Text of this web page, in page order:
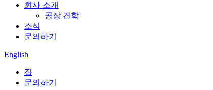
회사 소개
공장 견학
소식
문의하기
English
집
문의하기